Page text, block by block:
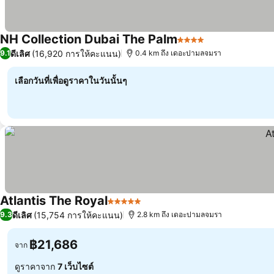
NH Collection Dubai The Palm4 ดาว
9.1ดีเลิศ (16,920 การให้คะแนน) 0.4 km ถึง เดอะปามลจมรา
เลือกวันที่เพื่อดูราคาในวันนั้นๆ
Atlantis The Royal5 ดาว
9.3ดีเลิศ (15,754 การให้คะแนน) 2.8 km ถึง เดอะปามลจมรา
จาก ฿21,686
ดูราคาจาก 7 เว็บไซต์